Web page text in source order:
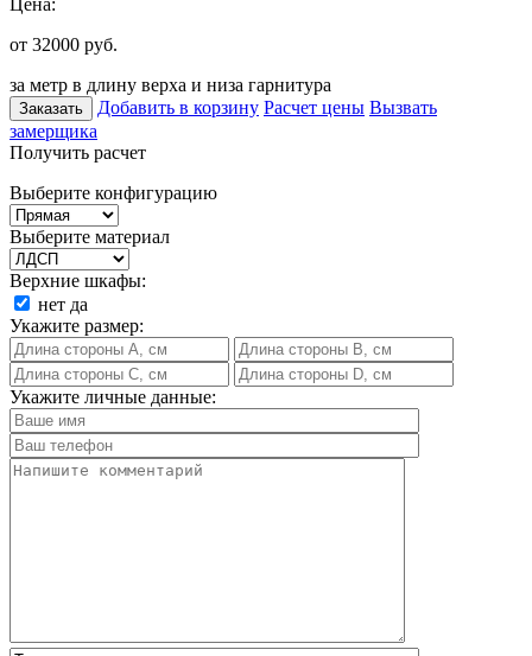
от 32000 руб.
за метр в длину верха и низа гарнитура
Заказать Добавить в корзину Расчет цены Вызвать
замерщика
Получить расчет
Выберите конфигурацию
Выберите материал
Верхние шкафы:
нет да
Укажите размер:
Укажите личные данные: